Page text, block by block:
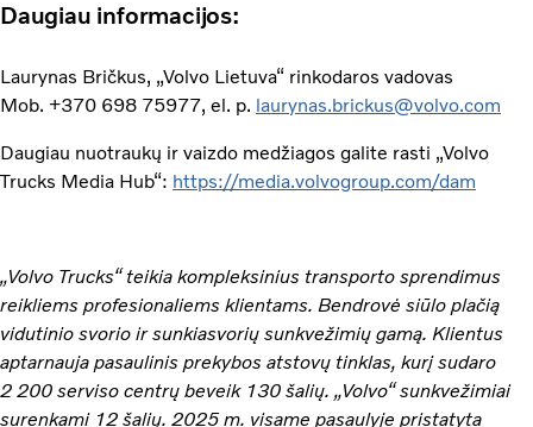
Daugiau informacijos:
Laurynas Bričkus, „Volvo Lietuva“ rinkodaros vadovas
Mob. +370 698 75977, el. p. laurynas.brickus@volvo.com
Daugiau nuotraukų ir vaizdo medžiagos galite rasti „Volvo
Trucks Media Hub“: https://media.volvogroup.com/dam
„Volvo Trucks“ teikia kompleksinius transporto sprendimus
reikliems profesionaliems klientams. Bendrovė siūlo plačią
vidutinio svorio ir sunkiasvorių sunkvežimių gamą. Klientus
aptarnauja pasaulinis prekybos atstovų tinklas, kurį sudaro
2 200 serviso centrų beveik 130 šalių. „Volvo“ sunkvežimiai
surenkami 12 šalių. 2025 m. visame pasaulyje pristatyta